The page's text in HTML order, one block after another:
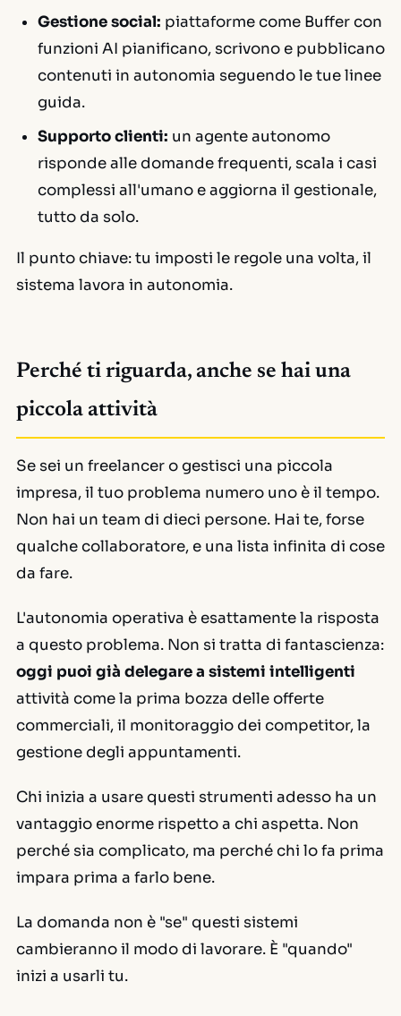
Gestione social: piattaforme come Buffercon
funzioni AI pianificano, scrivono e pubblicano
contenuti in autonomia seguendo le tue linee
guida.
Supporto clienti: un agente autonomo
risponde alle domande frequenti, scala i casi
complessi all'umano e aggiorna il gestionale,
tutto da solo.
Il punto chiave: tu imposti le regole una volta, il
sistema lavora in autonomia.
Perché ti riguarda, anche se hai una
piccola attività
Se sei un freelancer o gestisci una piccola
impresa, il tuo problema numero uno è il tempo.
Non hai un team di dieci persone. Hai te, forse
qualche collaboratore, e una lista infinita di cose
da fare.
L'autonomia operativa è esattamente la risposta
a questo problema. Non si tratta di fantascienza:
oggi puoi già delegare a sistemi intelligenti
attività come la prima bozza delle offerte
commerciali, il monitoraggio dei competitor, la
gestione degli appuntamenti.
Chi inizia a usare questi strumenti adesso ha un
vantaggio enorme rispetto a chi aspetta. Non
perché sia complicato, ma perché chi lo fa prima
impara prima a farlo bene.
La domanda non è "se" questi sistemi
cambieranno il modo di lavorare. È "quando"
inizi a usarli tu.